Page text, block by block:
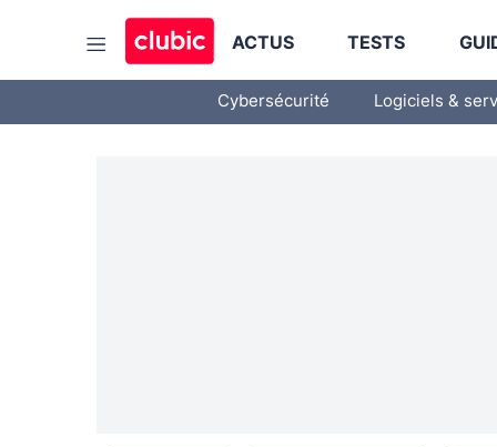
ACTUS TESTS
Cybersécurité Logiciels &